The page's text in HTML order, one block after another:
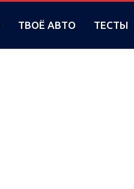
ТВОЁ АВТО ТЕСТЫ